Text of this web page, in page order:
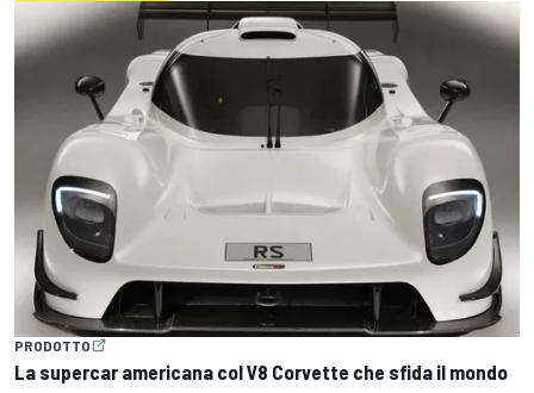
PRODOTTO
La supercar americana col V8 Corvette che sfida il mondo